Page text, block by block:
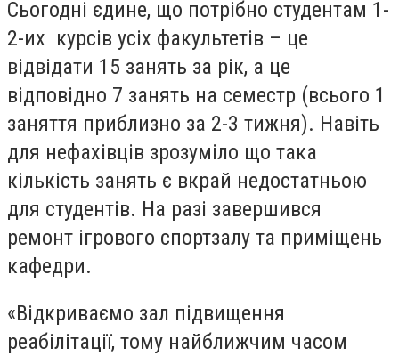
Сьогодні єдине, що потрібно студентам 1-
2-их курсів усіх факультетів – це
відвідати 15 занять за рік, а це
відповідно 7 занять на семестр (всього 1
заняття приблизно за 2-3 тижня). Навіть
для нефахівців зрозуміло що така
кількість занять є вкрай недостатньою
для студентів. На разі завершився
ремонт ігрового спортзалу та приміщень
кафедри.
«Відкриваємо зал підвищення
реабілітації, тому найближчим часом